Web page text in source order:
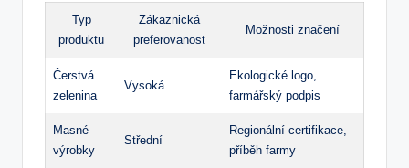
Typ
produktu
Zákaznická
preferovanost
Možnosti značení
Čerstvá
zelenina
Vysoká
Ekologické logo,
farmářský podpis
Masné
výrobky
Střední
Regionální certifikace,
příběh farmy